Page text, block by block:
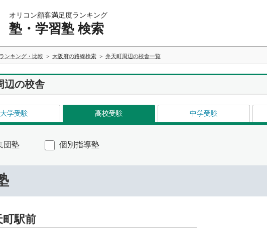
オリコン顧客満足度ランキング
塾・学習塾 検索
ンキング・比較 大阪府の路線検索 弁天町周辺の校舎一覧
辺の校舎
大学受験 高校受験 中学受験
団塾 個別指導塾
町駅前